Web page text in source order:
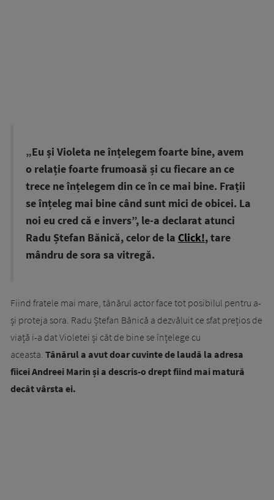
„Eu și Violeta ne înțelegem foarte bine, avem
o relație foarte frumoasă și cu fiecare an ce
trece ne înțelegem din ce în ce mai bine. Frații
se înțeleg mai bine când sunt mici de obicei. La
noi eu cred că e invers”, le-a declarat atunci
Radu Ștefan Bănică, celor de la Click!, tare
mândru de sora sa vitregă.
Fiind fratele mai mare, tânărul actor face tot posibilul pentru a-
și proteja sora. Radu Ștefan Bănică a dezvăluit ce sfat prețios de
viață i-a dat Violetei și cât de bine se înțelege cu
aceasta. Tânărul a avut doar cuvinte de laudă la adresa
fiicei Andreei Marin și a descris-o drept fiind mai matură
decât vârsta ei.